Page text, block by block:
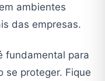
ambientes
das empresas.
fundamental para
se proteger. Fique